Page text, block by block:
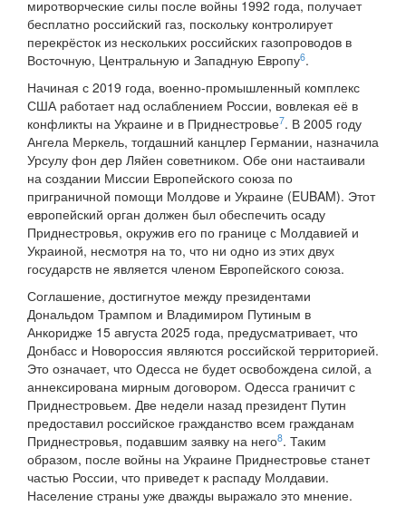
миротворческие силы после войны 1992 года, получает
бесплатно российский газ, поскольку контролирует
перекрёсток из нескольких российских газопроводов в
Восточную, Центральную и Западную Европу6.
Начиная с 2019 года, военно-промышленный комплекс
США работает над ослаблением России, вовлекая её в
конфликты на Украине и в Приднестровье7. В 2005 году
Ангела Меркель, тогдашний канцлер Германии, назначила
Урсулу фон дер Ляйен советником. Обе они настаивали
на создании Миссии Европейского союза по
приграничной помощи Молдове и Украине (EUBAM). Этот
европейский орган должен был обеспечить осаду
Приднестровья, окружив его по границе с Молдавией и
Украиной, несмотря на то, что ни одно из этих двух
государств не является членом Европейского союза.
Соглашение, достигнутое между президентами
Дональдом Трампом и Владимиром Путиным в
Анкоридже 15 августа 2025 года, предусматривает, что
Донбасс и Новороссия являются российской территорией.
Это означает, что Одесса не будет освобождена силой, а
аннексирована мирным договором. Одесса граничит с
Приднестровьем. Две недели назад президент Путин
предоставил российское гражданство всем гражданам
Приднестровья, подавшим заявку на него8. Таким
образом, после войны на Украине Приднестровье станет
частью России, что приведет к распаду Молдавии.
Население страны уже дважды выражало это мнение.